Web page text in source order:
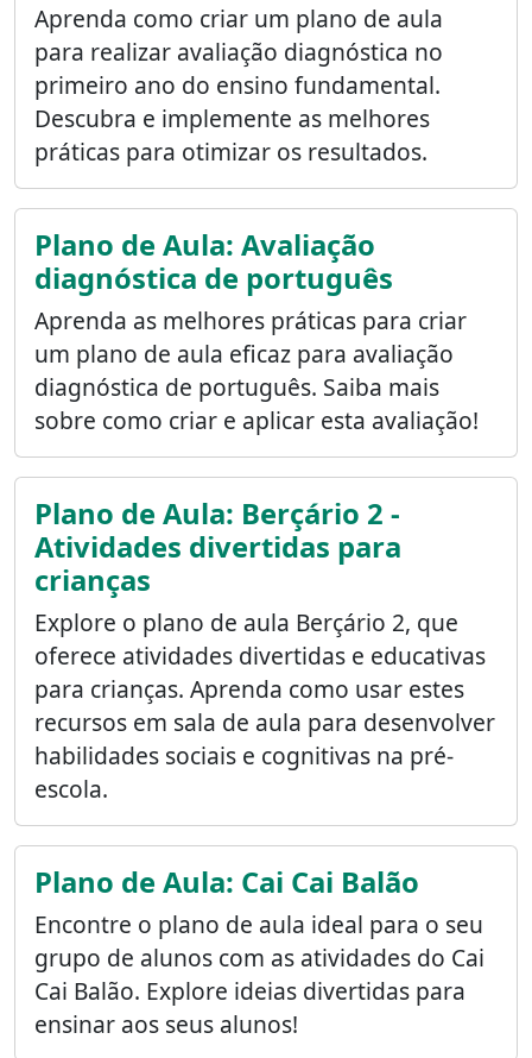
Aprenda como criar um plano de aula
para realizar avaliação diagnóstica no
primeiro ano do ensino fundamental.
Descubra e implemente as melhores
práticas para otimizar os resultados.
Plano de Aula: Avaliação
diagnóstica de português
Aprenda as melhores práticas para criar
um plano de aula eficaz para avaliação
diagnóstica de português. Saiba mais
sobre como criar e aplicar esta avaliação!
Plano de Aula: Berçário 2 -
Atividades divertidas para
crianças
Explore o plano de aula Berçário 2, que
oferece atividades divertidas e educativas
para crianças. Aprenda como usar estes
recursos em sala de aula para desenvolver
habilidades sociais e cognitivas na pré-
escola.
Plano de Aula: Cai Cai Balão
Encontre o plano de aula ideal para o seu
grupo de alunos com as atividades do Cai
Cai Balão. Explore ideias divertidas para
ensinar aos seus alunos!